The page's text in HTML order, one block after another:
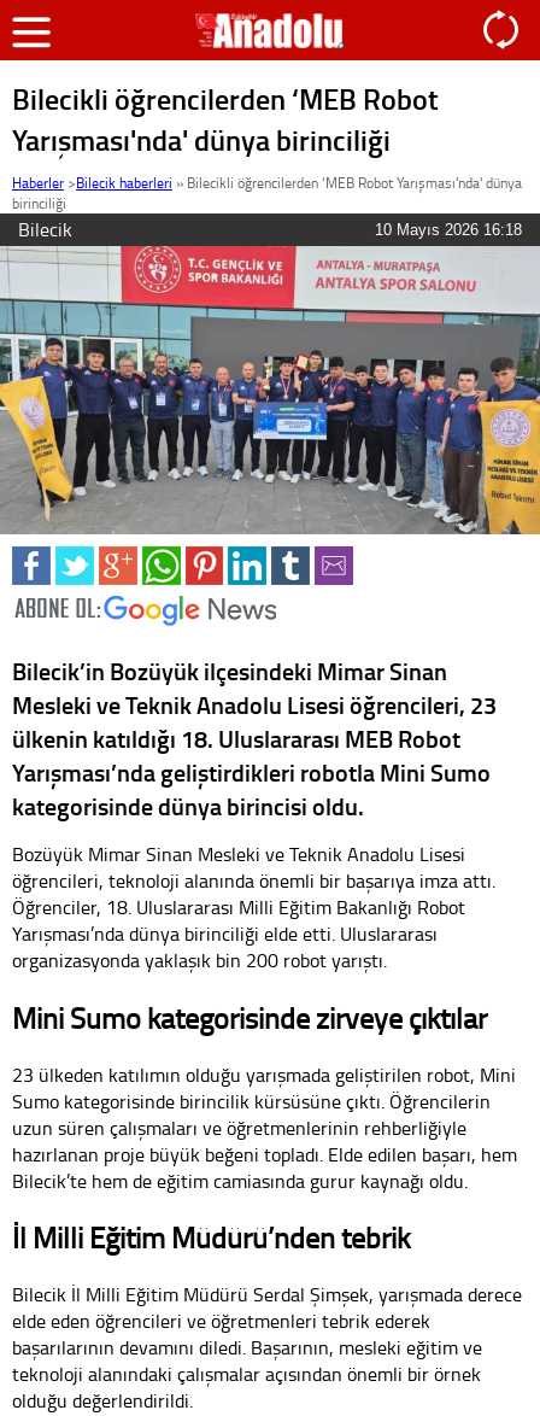
Bilecikli öğrencilerden ‘MEB Robot
Yarışması'nda' dünya birinciliği
Haberler >Bilecik haberleri » Bilecikli öğrencilerden ‘MEB Robot Yarışması'nda' dünya
birinciliği
Bilecik 10 Mayıs 2026 16:18
Bilecik’in Bozüyük ilçesindeki Mimar Sinan
Mesleki ve Teknik Anadolu Lisesi öğrencileri, 23
ülkenin katıldığı 18. Uluslararası MEB Robot
Yarışması’nda geliştirdikleri robotla Mini Sumo
kategorisinde dünya birincisi oldu.
Bozüyük Mimar Sinan Mesleki ve Teknik Anadolu Lisesi
öğrencileri, teknoloji alanında önemli bir başarıya imza attı.
Öğrenciler, 18. Uluslararası Milli Eğitim Bakanlığı Robot
Yarışması’nda dünya birinciliği elde etti. Uluslararası
organizasyonda yaklaşık bin 200 robot yarıştı.
Mini Sumo kategorisinde zirveye çıktılar
23 ülkeden katılımın olduğu yarışmada geliştirilen robot, Mini
Sumo kategorisinde birincilik kürsüsüne çıktı. Öğrencilerin
uzun süren çalışmaları ve öğretmenlerinin rehberliğiyle
hazırlanan proje büyük beğeni topladı. Elde edilen başarı, hem
Bilecik’te hem de eğitim camiasında gurur kaynağı oldu.
İl Milli Eğitim Müdürü’nden tebrik
Bilecik İl Milli Eğitim Müdürü Serdal Şimşek, yarışmada derece
elde eden öğrencileri ve öğretmenleri tebrik ederek
başarılarının devamını diledi. Başarının, mesleki eğitim ve
teknoloji alanındaki çalışmalar açısından önemli bir örnek
olduğu değerlendirildi.